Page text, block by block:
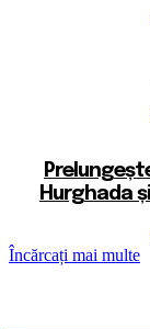
Hurghada
Încărcați mai multe